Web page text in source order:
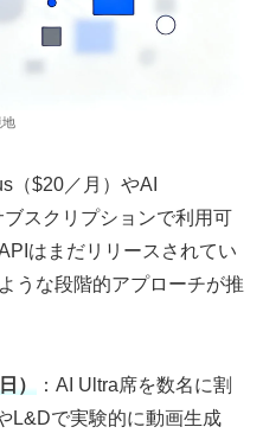
地
（$20／月）やAI
スクリプションで利用可
はまだリリースされてい
うな段階的アプローチが推
）
：AI Ultra席を数名に割
L&Dで実験的に動画生成